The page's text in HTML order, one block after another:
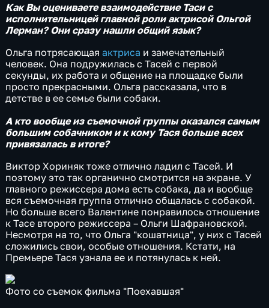
Как Вы оцениваете взаимодействие Таси с
исполнительницей главной роли актрисой Ольгой
Лерман? Они сразу нашли общий язык?
Ольга потрясающаяактриса и замечательный
человек. Она подружилась с Тасей с первой
секунды, их работа и общение на площадке были
просто прекрасными. Ольга рассказала, что в
детстве в ее семье были собаки.
А кто вообще из съемочной группы оказался самым
большим собачником и к кому Тася больше всех
привязалась в итоге?
Виктор Хориняк тоже отлично ладил с Тасей. И
поэтому это так органично смотрится на экране. У
главного режиссера дома есть собака, да и вообще
вся съемочная группа отлично общалась с собакой.
Но больше всего Валентине понравилось отношение
к Тасе второго режиссера – Ольги Шафрановской.
Несмотря на то, что Ольга "кошатница", у них с Тасей
сложились свои, особые отношения. Кстати, на
Премьере Тася узнала ее и потянулась к ней.
Фото со съемок фильма "Поехавшая"